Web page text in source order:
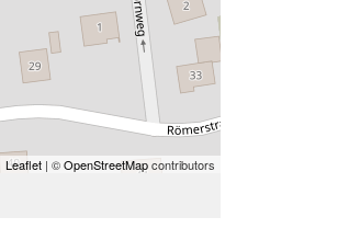
Leaflet| ©OpenStreetMapcontributors